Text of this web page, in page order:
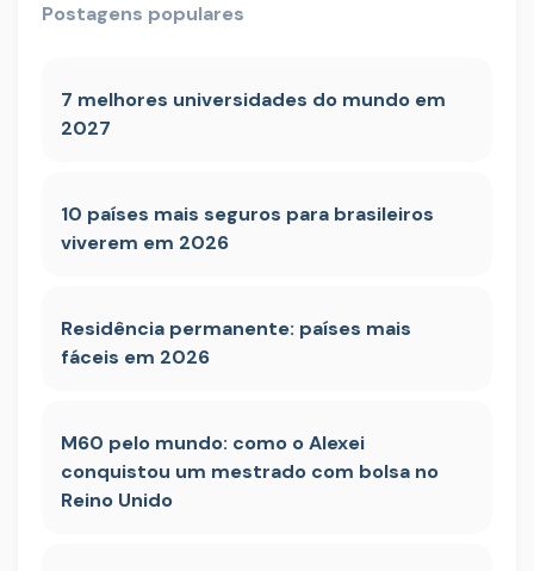
Postagens populares
7 melhores universidades do mundo em
2027
10 países mais seguros para brasileiros
viverem em 2026
Residência permanente: países mais
fáceis em 2026
M60 pelo mundo: como o Alexei
conquistou um mestrado com bolsa no
Reino Unido